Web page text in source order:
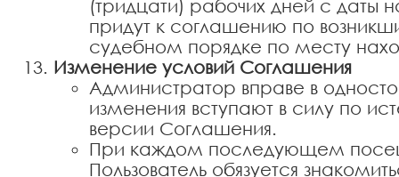
(тридцати) рабочих дней с даты
придут к соглашению по
судебном порядке по месту
Изменение условий Соглашения
Администратор вправе в
изменения вступают в силу по
версии Соглашения.
При каждом последующем
Пользователь обязуется